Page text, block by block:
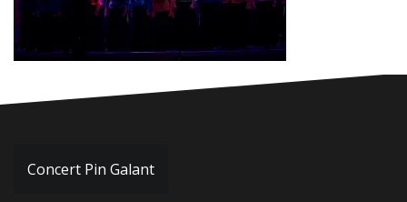
Navigation
Concert Pin Galant